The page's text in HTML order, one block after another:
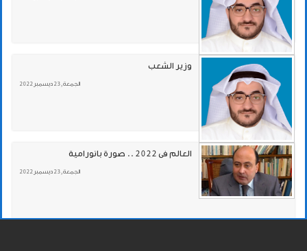
وزير الشعب
الجمعة , 23 ديسمبر 2022
العالم فى 2022 .. صورة بانورامية
الجمعة , 23 ديسمبر 2022